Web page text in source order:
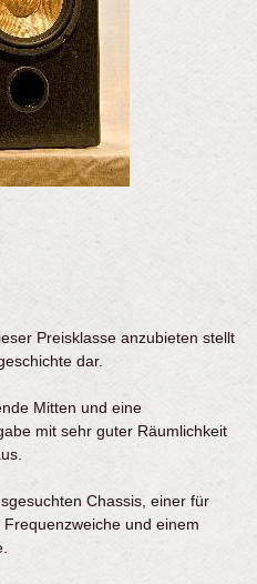
Preisklasse anzubieten stellt
dar.
Mitten und eine
mit sehr guter Räumlichkeit
Chassis, einer für
und einem